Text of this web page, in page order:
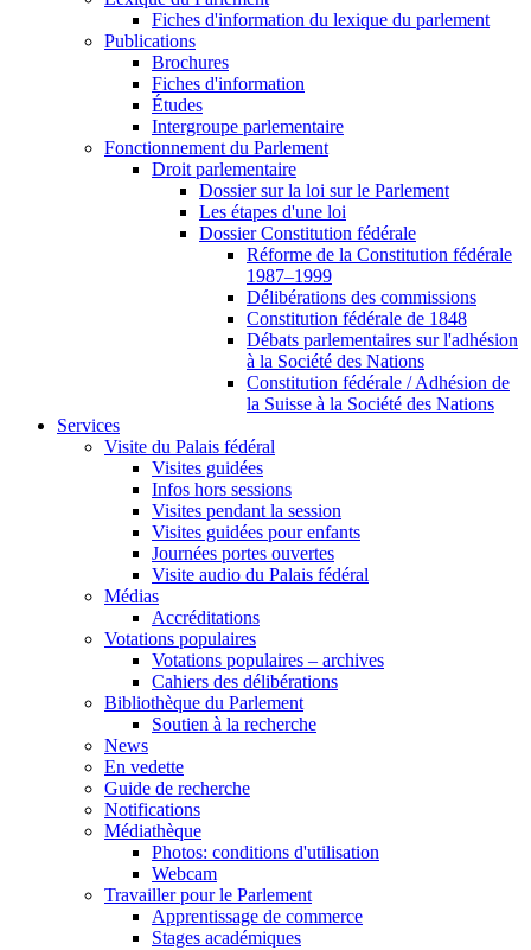
Fiches d'information du lexique du parlement
Publications
Brochures
Fiches d'information
Études
Intergroupe parlementaire
Fonctionnement du Parlement
Droit parlementaire
Dossier sur la loi sur le Parlement
Les étapes d'une loi
Dossier Constitution fédérale
Réforme de la Constitution fédérale
1987–1999
Délibérations des commissions
Constitution fédérale de 1848
Débats parlementaires sur l'adhésion
à la Société des Nations
Constitution fédérale / Adhésion de
la Suisse à la Société des Nations
Services
Visite du Palais fédéral
Visites guidées
Infos hors sessions
Visites pendant la session
Visites guidées pour enfants
Journées portes ouvertes
Visite audio du Palais fédéral
Médias
Accréditations
Votations populaires
Votations populaires – archives
Cahiers des délibérations
Bibliothèque du Parlement
Soutien à la recherche
News
En vedette
Guide de recherche
Notifications
Médiathèque
Photos: conditions d'utilisation
Webcam
Travailler pour le Parlement
Apprentissage de commerce
Stages académiques